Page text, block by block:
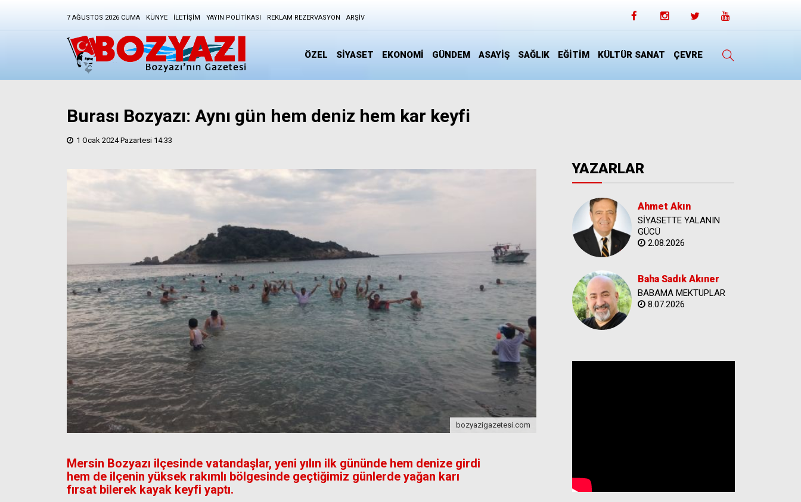
7 AĞUSTOS 2026 CUMA KÜNYE İLETIŞIM YAYIN POLITIKASI REKLAM REZERVASYON ARŞIV
ÖZEL SİYASET EKONOMİ GÜNDEM ASAYİŞ SAĞLIK EĞİTİM KÜLTÜR SANAT ÇEVRE
Burası Bozyazı: Aynı gün hem deniz hem kar keyfi
1 Ocak 2024 Pazartesi 14:33
bozyazigazetesi.com
Mersin Bozyazı ilçesinde vatandaşlar, yeni yılın ilk gününde hem denize girdi
hem de ilçenin yüksek rakımlı bölgesinde geçtiğimiz günlerde yağan karı
fırsat bilerek kayak keyfi yaptı.
YAZARLAR
Ahmet Akın
SİYASETTE YALANIN
GÜCÜ
2.08.2026
Baha Sadık Akıner
BABAMA MEKTUPLAR
8.07.2026